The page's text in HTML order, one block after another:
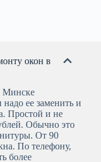
окон в
Минске
ее заменить и
Простой и не
Обычно это
От 90
По телефону,
более